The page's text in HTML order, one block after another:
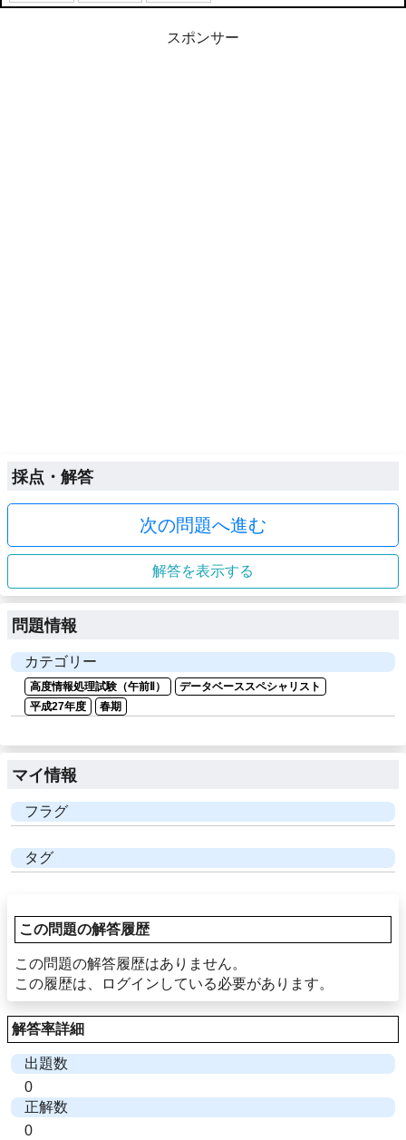
スポンサー
採点・解答
次の問題へ進む
解答を表示する
問題情報
カテゴリー
高度情報処理試験（午前Ⅱ）
データベーススペシャリスト
平成27年度
春期
マイ情報
フラグ
タグ
この問題の解答履歴
この問題の解答履歴はありません。
この履歴は、ログインしている必要があります。
解答率詳細
出題数
0
正解数
0